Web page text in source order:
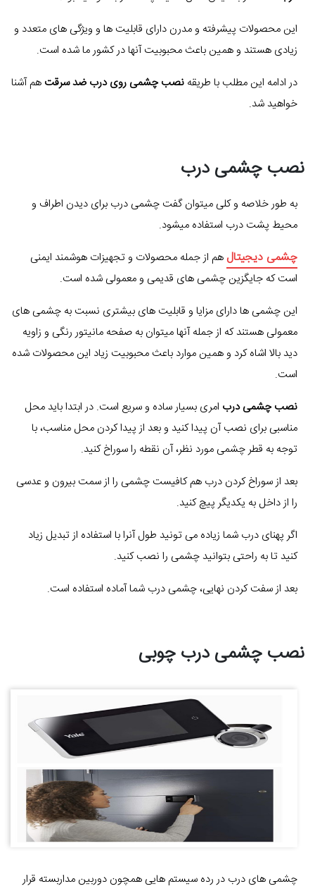
این محصولات پیشرفته و مدرن دارای قابلیت ها و ویژگی های متعدد و
زیادی هستند و همین باعث محبوبیت آنها در کشور ما شده است.
در ادامه این مطلب با طریقه نصب چشمی روی درب ضد سرقت هم آشنا
خواهید شد.
نصب چشمی درب
به طور خلاصه و کلی میتوان گفت چشمی درب برای دیدن اطراف و
محیط پشت درب استفاده میشود.
چشمی دیجیتال هم از جمله محصولات و تجهیزات هوشمند ایمنی
است که جایگزین چشمی های قدیمی و معمولی شده است.
این چشمی ها دارای مزایا و قابلیت های بیشتری نسبت به چشمی های
معمولی هستند که از جمله آنها میتوان به صفحه مانیتور رنگی و زاویه
دید بالا اشاه کرد و همین موارد باعث محبوبیت زیاد این محصولات شده
است.
نصب چشمی درب امری بسیار ساده و سریع است. در ابتدا باید محل
مناسبی برای نصب آن پیدا کنید و بعد از پیدا کردن محل مناسب، با
توجه به قطر چشمی مورد نظر، آن نقطه را سوراخ کنید.
بعد از سوراخ کردن درب هم کافیست چشمی را از سمت بیرون و عدسی
را از داخل به یکدیگر پیچ کنید.
اگر پهنای درب شما زیاده می تونید طول آنرا با استفاده از تبدیل زیاد
کنید تا به راحتی بتوانید چشمی را نصب کنید.
بعد از سفت کردن نهایی، چشمی درب شما آماده استفاده است.
نصب چشمی درب چوبی
چشمی های درب در رده سیستم هایی همچون دوربین مداربسته قرار